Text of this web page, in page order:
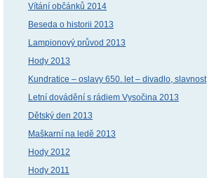
Vítání občánků 2014
Beseda o historii 2013
Lampionový průvod 2013
Hody 2013
Kundratice – oslavy 650. let – divadlo, slavnost
Letní dovádění s rádiem Vysočina 2013
Dětský den 2013
Maškarní na ledě 2013
Hody 2012
Hody 2011